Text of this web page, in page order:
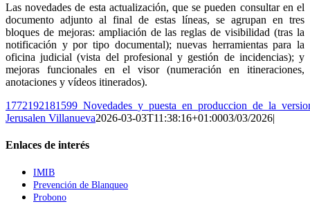
Las novedades de esta actualización, que se pueden consultar en el
documento adjunto al final de estas líneas, se agrupan en tres
bloques de mejoras: ampliación de las reglas de visibilidad (tras la
notificación y por tipo documental); nuevas herramientas para la
oficina judicial (vista del profesional y gestión de incidencias); y
mejoras funcionales en el visor (numeración en itineraciones,
anotaciones y vídeos itinerados).
Jerusalen Villanueva2026-03-03T11:38:16+01:0003/03/2026|
Enlaces de interés
IMIB
Prevención de Blanqueo
Probono